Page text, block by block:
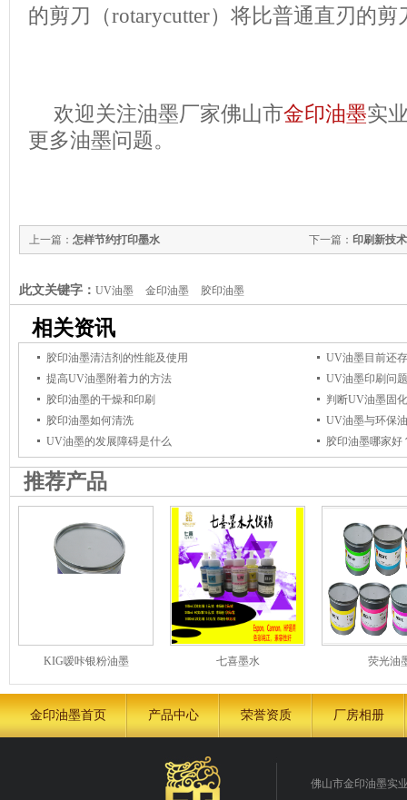
的剪刀（rotarycutter）将比普通直刃的
欢迎关注油墨厂家佛山市金印油墨实
更多油墨问题。
下一篇： 印刷新技
上一篇： 怎样节约打印墨水
此文关键字： UV油墨 金印油墨 胶印油墨
相关资讯
胶印油墨清洁剂的性能及使用
UV油墨目前还
提高UV油墨附着力的方法
UV油墨印刷问
胶印油墨的干燥和印刷
判断UV油墨固
胶印油墨如何清洗
UV油墨与环保
UV油墨的发展障碍是什么
胶印油墨哪家好
推荐产品
KIG嗳咔银粉油墨 七喜墨水 荧光油
金印油墨首页 产品中心 荣誉资质 厂房相册
佛山市金印油墨实